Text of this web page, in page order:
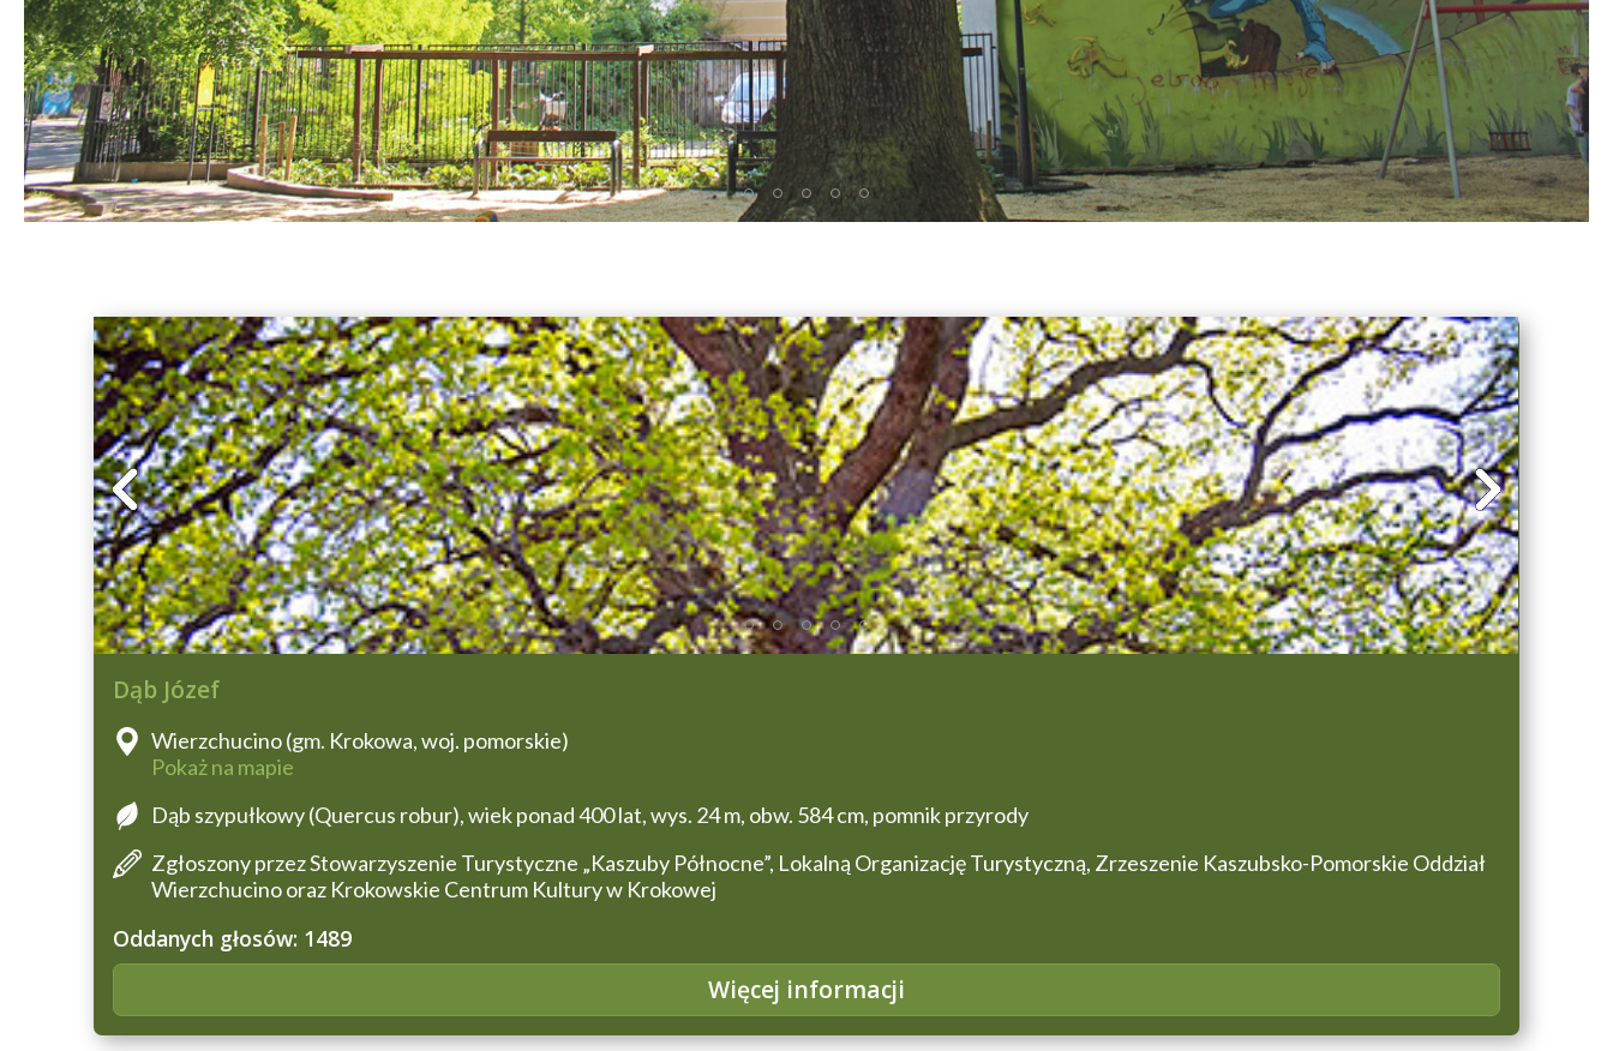
Dąb Józef
Wierzchucino (gm. Krokowa, woj. pomorskie)
Pokaż na mapie
Dąb szypułkowy (Quercus robur), wiek ponad 400 lat, wys. 24 m, obw. 584 cm, pomnik przyrody
Zgłoszony przez Stowarzyszenie Turystyczne „Kaszuby Północne”, Lokalną Organizację Turystyczną, Zrzeszenie Kaszubsko-Pomorskie Oddział
Wierzchucino oraz Krokowskie Centrum Kultury w Krokowej
Oddanych głosów: 1489
Więcej informacji